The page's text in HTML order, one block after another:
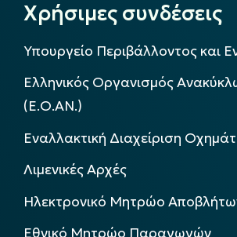
Χρήσιμες συνδέσεις
Υπουργείο Περιβάλλοντος και
Ελληνικός Οργανισμός
(Ε.Ο.ΑΝ.)
Εναλλακτική Διαχείριση
Λιμενικές Αρχές
Ηλεκτρονικό Μητρώο
Εθνικό Μητρώο Παραγωγών